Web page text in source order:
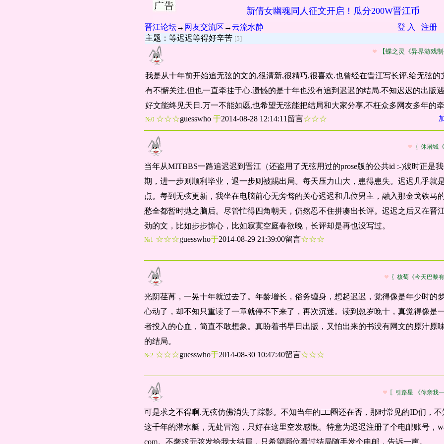
新倩女幽魂同人征文开启！瓜分200W晋江币
晋江论坛→ 网友交流区 →云流水静 登 入
注册
主题：等迟迟等得好辛苦 [5]
【蝶之灵《异界游戏
我是从十年前开始追无弦的文的,很清新,很精巧,很喜欢.也曾经在晋江写长评,给无弦的
有不懈关注,但也一直牵挂于心.遗憾的是十年也没有追到迟迟的结局.不知迟迟的出版
好文能终见天日.万一不能如愿,也希望无弦能把结局和大家分享,不枉众多网友多年的
№0 ☆☆☆guesswho 于2014-08-28 12:14:11留言☆☆☆
〖休屠城
当年从MITBBS一路追迟迟到晋江（还盗用了无弦用过的prose版的公共id :-)彼时正是
期，进一步则顺利毕业，退一步则被踢出局。每天压力山大，患得患失。迟迟几乎就
点。每到无弦更新，我坐在电脑前心无旁骛的关心迟迟和几位男主，融入那金戈铁马
愁全都暂时抛之脑后。尽管忙得四角朝天，仍然忍不住拼凑出长评。迟迟之后又在晋
劲的文，比如步步惊心，比如寂寞空庭春欲晚，长评却是再也没写过。
№1 ☆☆☆guesswho于2014-08-29 21:39:00留言☆☆☆
〖核萄《今天巴黎
光阴荏苒，一晃十年就过去了。年龄增长，俗务缠身，想起迟迟，觉得像是年少时的
心动了，却不知只重读了一章就停不下来了，再次沉迷。读到忽岁晚十，真觉得像是
者投入的心血，简直不敢想象。真盼着书早日出版，又怕出来的书没有网文的原汁原
的结局。
№2 ☆☆☆guesswho于2014-08-30 10:47:40留言☆☆☆
〖引路星 《你亲我
可是求之不得啊.无弦仿佛消失了踪影。不知当年的□□圈还在否，那时常见的ID们，
这千年的潜水艇，无处冒泡，只好在这里空发感慨。特意为迟迟注册了个电邮账号，
com。不奢求无弦发给我大结局，只希望哪位看过结局随手发个电邮，告诉一声。